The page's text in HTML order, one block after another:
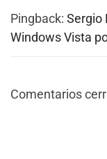
Pingback: Sergio
Windows Vista
Comentarios